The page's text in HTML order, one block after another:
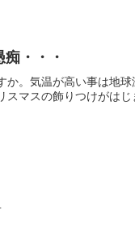
・・・
。気温が高い事は地
マスの飾りつけがは